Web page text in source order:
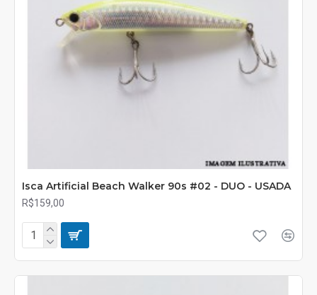
Isca Artificial Beach Walker 90s #02 - DUO - USADA
R$159,00